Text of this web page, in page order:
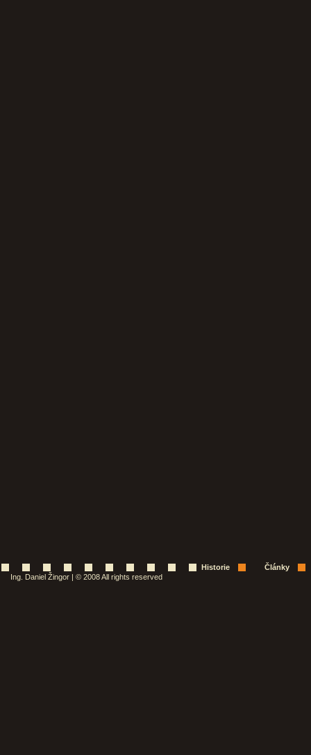
Historie
Články
Ing. Daniel Žingor | © 2008 All rights reserved